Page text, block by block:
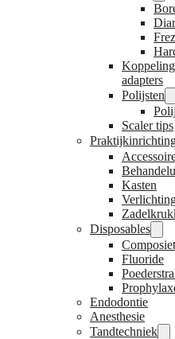
adapters
Polijsten
Scaler tips
Kasten
Disposables
Composiet
Fluoride
Endodontie
Anesthesie
Tandtechniek